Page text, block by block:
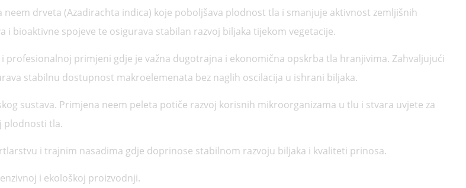
drveta (Azadirachta indica) koje poboljšava plodnost tla i smanjuje aktivnost zemljišnih
bioaktivne spojeve te osigurava stabilan razvoj biljaka tijekom vegetacije.
primjeni gdje je važna dugotrajna i ekonomična opskrba tla hranjivima. Zahvaljujući
stabilnu dostupnost makroelemenata bez naglih oscilacija u ishrani biljaka.
sustava. Primjena neem peleta potiče razvoj korisnih mikroorganizama u tlu i stvara uvjete za
plodnosti tla.
i trajnim nasadima gdje doprinose stabilnom razvoju biljaka i kvaliteti prinosa.
i ekološkoj proizvodnji.